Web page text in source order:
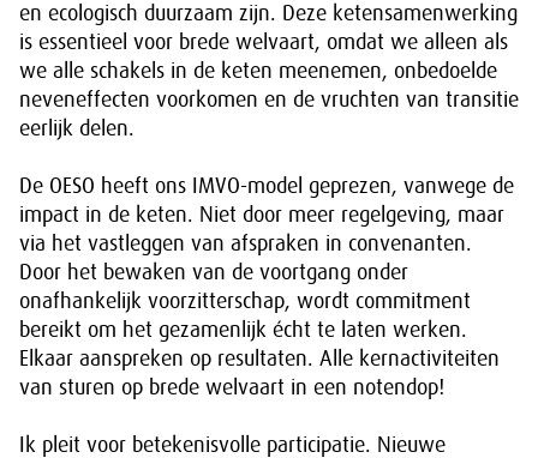
en ecologisch duurzaam zijn. Deze ketensamenwerking
is essentieel voor brede welvaart, omdat we alleen als
we alle schakels in de keten meenemen, onbedoelde
neveneffecten voorkomen en de vruchten van transitie
eerlijk delen.
De OESO heeft ons IMVO-model geprezen, vanwege de
impact in de keten. Niet door meer regelgeving, maar
via het vastleggen van afspraken in convenanten.
Door het bewaken van de voortgang onder
onafhankelijk voorzitterschap, wordt commitment
bereikt om het gezamenlijk écht te laten werken.
Elkaar aanspreken op resultaten. Alle kernactiviteiten
van sturen op brede welvaart in een notendop!
Ik pleit voor betekenisvolle participatie. Nieuwe